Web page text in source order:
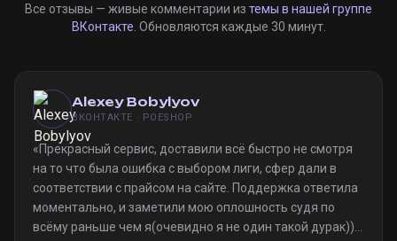
Все отзывы — живые комментарии из темы в нашей группе
ВКонтакте . Обновляются каждые 30 минут.
Alexey Bobylyov
ВКОНТАКТЕ · POESHOP
«Прекрасный сервис, доставили всё быстро не смотря
на то что была ошибка с выбором лиги, сфер дали в
соответствии с прайсом на сайте. Поддержка ответила
моментально, и заметили мою оплошность судя по
всёму раньше чем я(очевидно я не один такой дурак)).